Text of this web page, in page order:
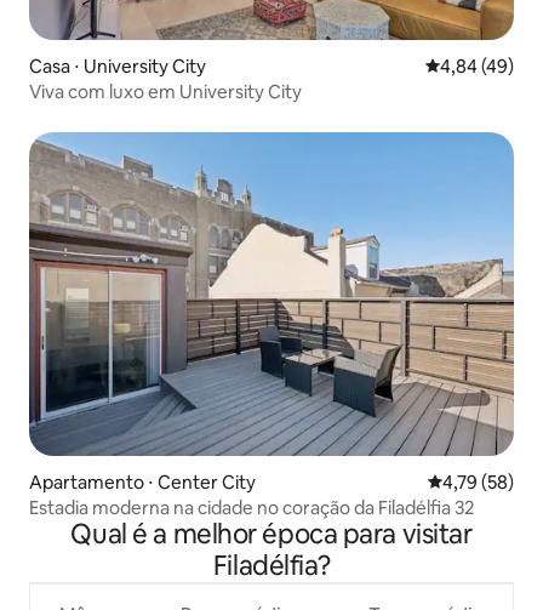
Casa ⋅ University City 4,84 de uma
4,84 (49)
Viva com luxo em University City
Apartamento ⋅ Center City 4,79 de uma
4,79 (58)
Estadia moderna na cidade no coração da Filadélfia 32
Qual é a melhor época para visitar
Filadélfia?